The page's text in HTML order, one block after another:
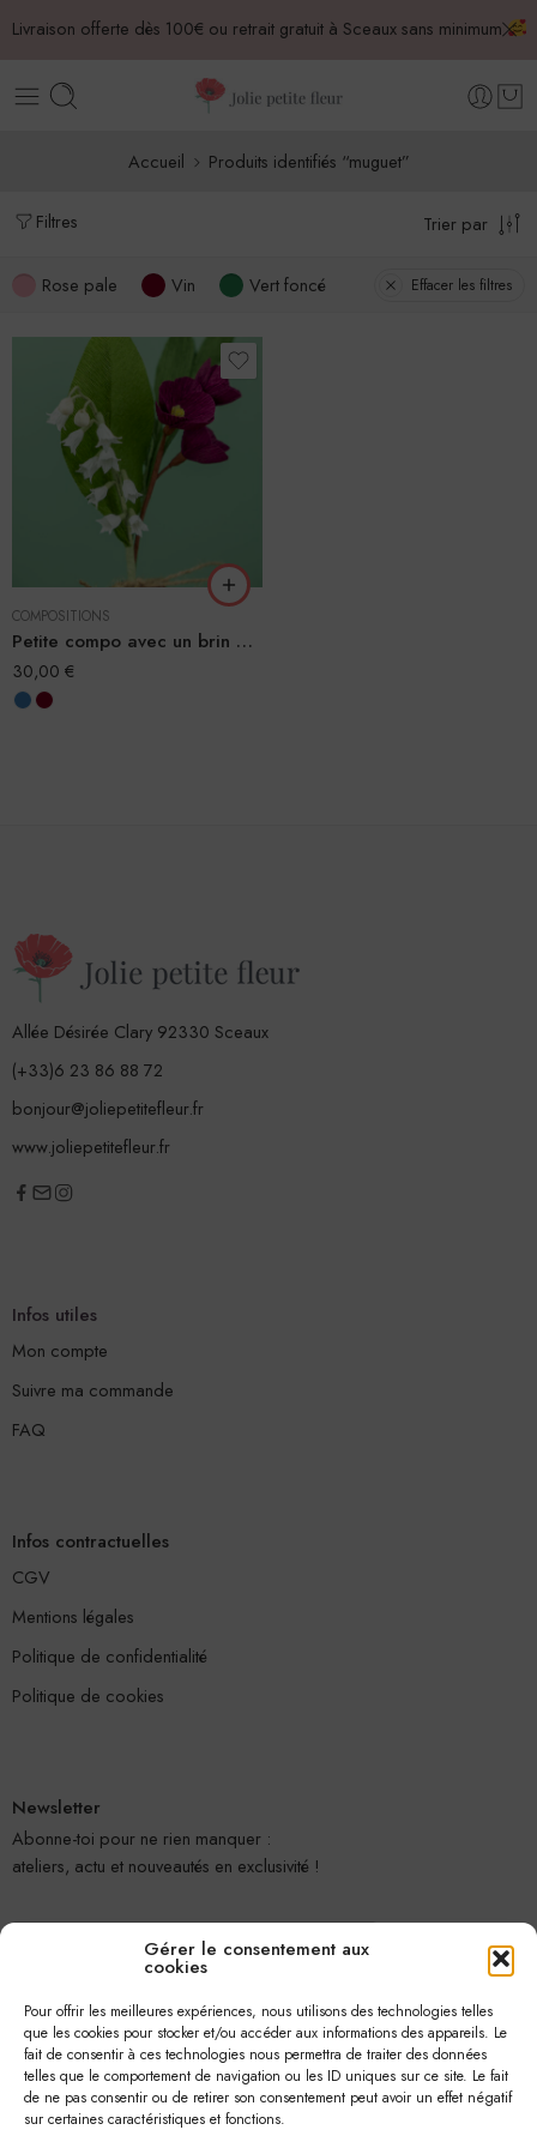
Gérer le consentement aux
cookies
Pour offrir les meilleures expériences, nous utilisons des technologies telles
que les cookies pour stocker et/ou accéder aux informations des appareils. Le
fait de consentir à ces technologies nous permettra de traiter des données
telles que le comportement de navigation ou les ID uniques sur ce site. Le fait
de ne pas consentir ou de retirer son consentement peut avoir un effet négatif
sur certaines caractéristiques et fonctions.
Livraison offerte dès 100€ ou retrait gratuit à Sceaux sans minimum
Accueil Produits identifiés “muguet”
Filtres Trier par
Rose pale Vin Vert foncé Effacer les filtres
COMPOSITIONS
Petite compo avec un brin de muguet
30,00 €
Allée Désirée Clary 92330 Sceaux
(+33)6 23 86 88 72
bonjour@joliepetitefleur.fr
www.joliepetitefleur.fr
Infos utiles
Mon compte
Suivre ma commande
FAQ
Infos contractuelles
CGV
Mentions légales
Politique de confidentialité
Politique de cookies
Newsletter
Abonne-toi pour ne rien manquer :
ateliers, actu et nouveautés en exclusivité !
Je m'abonne